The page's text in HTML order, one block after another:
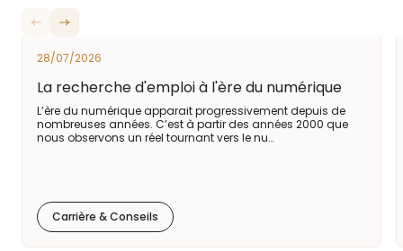
28/07/2026
La recherche d'emploi à l'ère du numérique
L’ère du numérique apparait progressivement depuis de
nombreuses années. C’est à partir des années 2000 que
nous observons un réel tournant vers le nu…
Carrière & Conseils